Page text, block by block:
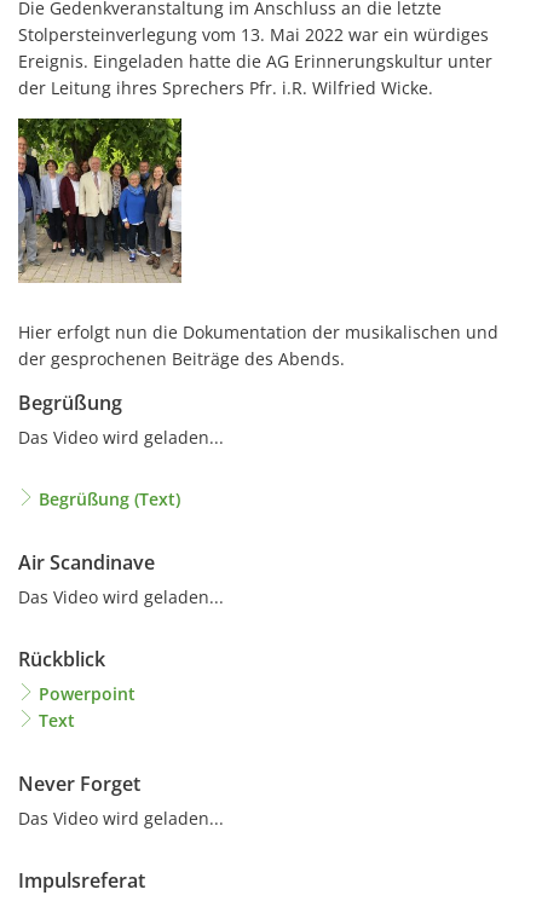
Die Gedenkveranstaltung im Anschluss an die letzte
Stolpersteinverlegung vom 13. Mai 2022 war ein würdiges
Ereignis. Eingeladen hatte die AG Erinnerungskultur unter
der Leitung ihres Sprechers Pfr. i.R. Wilfried Wicke.
Hier erfolgt nun die Dokumentation der musikalischen und
der gesprochenen Beiträge des Abends.
Begrüßung
Das Video wird geladen...
Begrüßung (Text)
Air Scandinave
Das Video wird geladen...
Rückblick
Powerpoint
Text
Never Forget
Das Video wird geladen...
Impulsreferat